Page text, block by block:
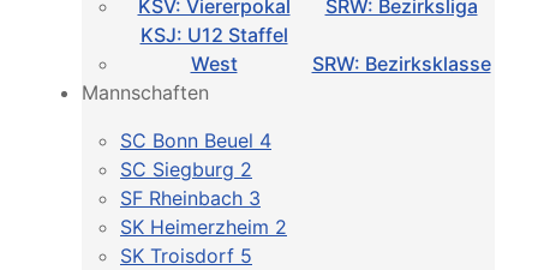
KSV: Viererpokal
SRW: Bezirksliga
KSJ: U12 Staffel
West
SRW: Bezirksklasse
Mannschaften
SC Bonn Beuel 4
SC Siegburg 2
SF Rheinbach 3
SK Heimerzheim 2
SK Troisdorf 5